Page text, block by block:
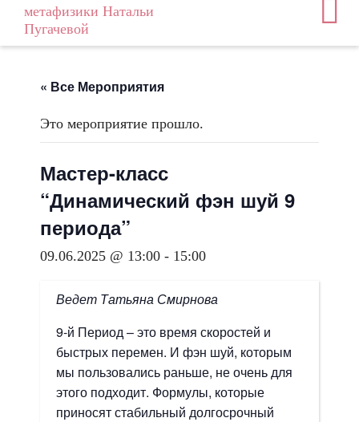
« Все Мероприятия
Это мероприятие прошло.
Мастер-класс
“Динамический фэн шуй 9
периода”
09.06.2025 @ 13:00 - 15:00
Ведет Татьяна Смирнова
9-й Период – это время скоростей и
быстрых перемен. И фэн шуй, которым
мы пользовались раньше, не очень для
этого подходит. Формулы, которые
приносят стабильный долгосрочный